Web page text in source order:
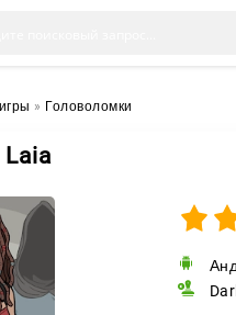
» Головоломки
Laia